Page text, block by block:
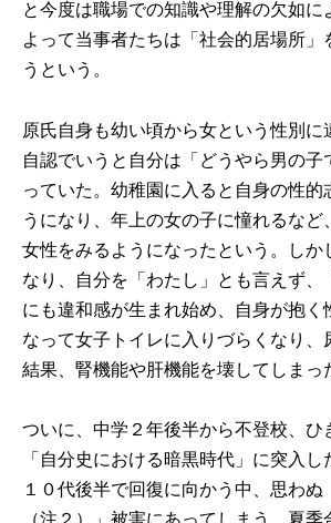
と今度は職場での知識や理解の欠如に
よって当事者たちは「社会的居場所」
うという。
原氏自身も幼い頃から女という性別に
自認でいうと自分は「どうやら男の子
っていた。幼稚園に入ると自身の性的
うになり、年上の女の子に憧れるなど
女性をみるようになったという。しか
なり、自分を「わたし」とも言えず、
にも違和感が生まれ始め、自身が抱く
なって女子トイレに入りづらくなり、
結果、腎機能や肝機能を壊してしまっ
ついに、中学２年後半から不登校、ひ
「自分史における暗黒時代」に突入し
１０代後半で回復に向かう中、思わ
（注２）」被害にあってしまう。夏